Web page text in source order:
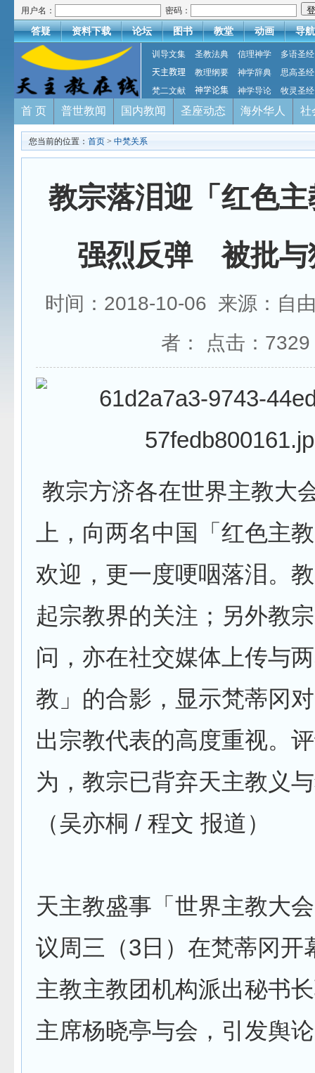
用户名： 密码：
答疑 资料下载 论坛 图书 教堂 动画 导航
训导文集 圣教法典 信理神学
多语圣经
天主教理
教理纲要 神学辞典
思高圣经
梵二文献
神学论集 神学导论 牧灵圣经
首 页 普世教闻 国内教闻 圣座动态 海外华人 社
您当前的位置： 首页 > 中梵关系
教宗落泪迎「红色
强烈反弹 被批与
时间：2018-10-06 来源：自
者： 点击： 7329
教宗方济各在世界主教大
上，向两名中国「红色主
欢迎，更一度哽咽落泪。
起宗教界的关注；另外教
问，亦在社交媒体上传与
教」的合影，显示梵蒂冈
出宗教代表的高度重视。
为，教宗已背弃天主教义
（吴亦桐 / 程文 报道）
天主教盛事「世界主教大
议周三（3日）在梵蒂冈开
主教主教团机构派出秘书
主席杨晓亭与会，引发舆